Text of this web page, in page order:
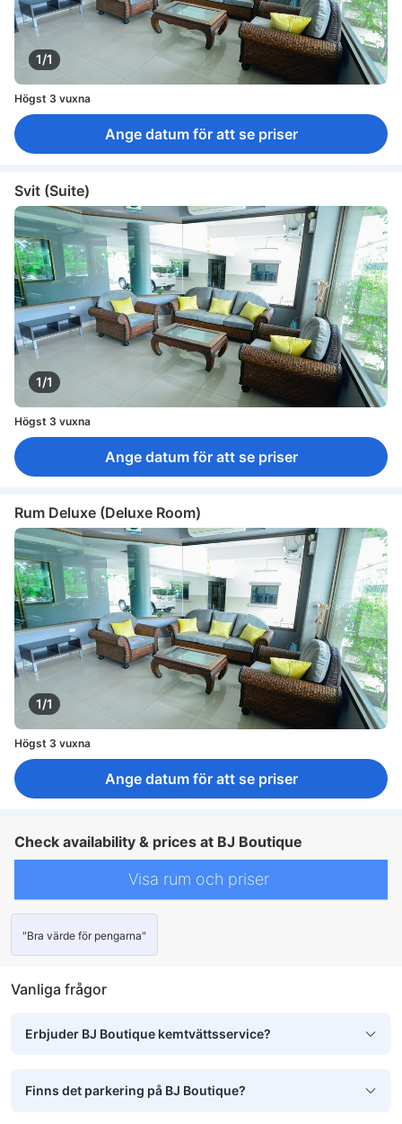
1/1
Högst 3 vuxna
Ange datum för att se priser
Svit (Suite)
1/1
Högst 3 vuxna
Ange datum för att se priser
Rum Deluxe (Deluxe Room)
1/1
Högst 3 vuxna
Ange datum för att se priser
Check availability & prices at BJ Boutique
Visa rum och priser
"Bra värde för pengarna"
Vanliga frågor
Erbjuder BJ Boutique kemtvättsservice?
Finns det parkering på BJ Boutique?